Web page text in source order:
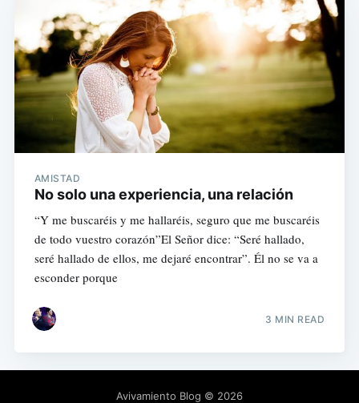
AMISTAD
No solo una experiencia, una relación
“Y me buscaréis y me hallaréis, seguro que me buscaréis
de todo vuestro corazón”El Señor dice: “Seré hallado,
seré hallado de ellos, me dejaré encontrar”. Él no se va a
esconder porque
3 MIN READ
Avivamiento Blog © 2026